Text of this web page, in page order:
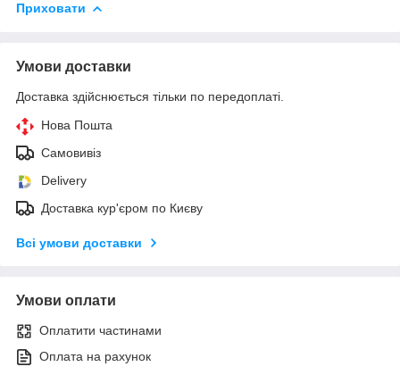
Приховати
Умови доставки
Доставка здійснюється тільки по передоплаті.
Нова Пошта
Самовивіз
Delivery
Доставка кур'єром по Києву
Всі умови доставки
Умови оплати
Оплатити частинами
Оплата на рахунок